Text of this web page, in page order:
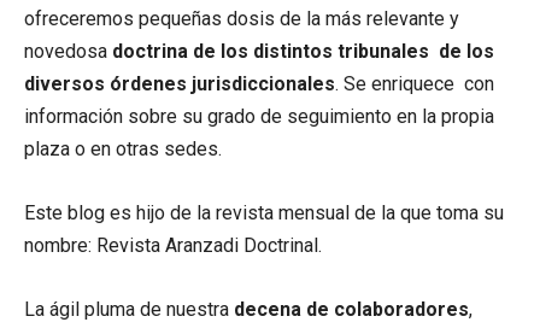
ofreceremos pequeñas dosis de la más relevante y
novedosa doctrina de los distintos tribunales de los
diversos órdenes jurisdiccionales. Se enriquece con
información sobre su grado de seguimiento en la propia
plaza o en otras sedes.
Este blog es hijo de la revista mensual de la que toma su
nombre: Revista Aranzadi Doctrinal.
La ágil pluma de nuestra decena de colaboradores,